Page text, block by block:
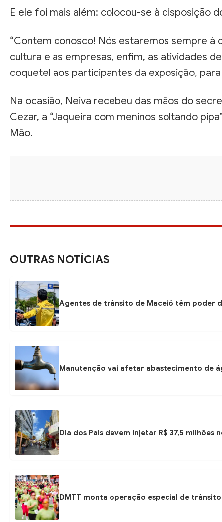
E ele foi mais além: colocou-se à disposição
“Contem conosco! Nós estaremos sempre à
cultura e as empresas, enfim, as atividades
coquetel aos participantes da exposição,
Na ocasião, Neiva recebeu das mãos do
Cezar, a “Jaqueira com meninos soltando
Mão.
OUTRAS NOTÍCIAS
Agentes de trânsito de Maceió têm poder
Manutenção vai afetar abastecimento de
Dia dos Pais devem injetar R$ 37,5 milhões
DMTT monta operação especial de